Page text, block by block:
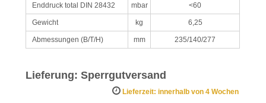
Enddruck total DIN 28432 mbar <60
Gewicht kg 6,25
Abmessungen (B/T/H) mm 235/140/277
Lieferung: Sperrgutversand
Lieferzeit: innerhalb von 4 Wochen